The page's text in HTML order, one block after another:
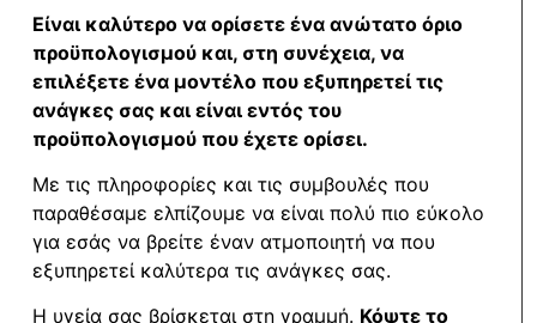
Είναι καλύτερο να ορίσετε ένα ανώτατο όριο
προϋπολογισμού και, στη συνέχεια, να
επιλέξετε ένα μοντέλο που εξυπηρετεί τις
ανάγκες σας και είναι εντός του
προϋπολογισμού που έχετε ορίσει.
Με τις πληροφορίες και τις συμβουλές που
παραθέσαμε ελπίζουμε να είναι πολύ πιο εύκολο
για εσάς να βρείτε έναν ατμοποιητή να που
εξυπηρετεί καλύτερα τις ανάγκες σας.
Η υγεία σας βρίσκεται στη γραμμή. Κόψτε το